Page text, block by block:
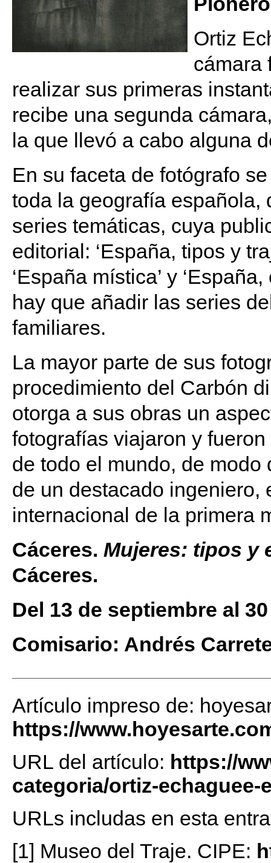
Ortiz
cámara
realizar sus primeras
recibe una segunda
la que llevó a cabo alguna
En su faceta de fotógrafo
toda la geografía española,
series temáticas, cuya
editorial: ‘España, tipos y
‘España mística’ y
hay que añadir las series
familiares.
La mayor parte de sus
procedimiento del Carbón
otorga a sus obras un
fotografías viajaron y
de todo el mundo, de
de un destacado ingeniero,
internacional de la primera
Cáceres. Mujeres: tipos y
Cáceres.
Del 13 de septiembre al
Comisario: Andrés
Artículo impreso de:
https://
URL del artículo: https://
categoria/ortiz-echaguee-
URLs includas en esta
[1] Museo del Traje. CIPE: